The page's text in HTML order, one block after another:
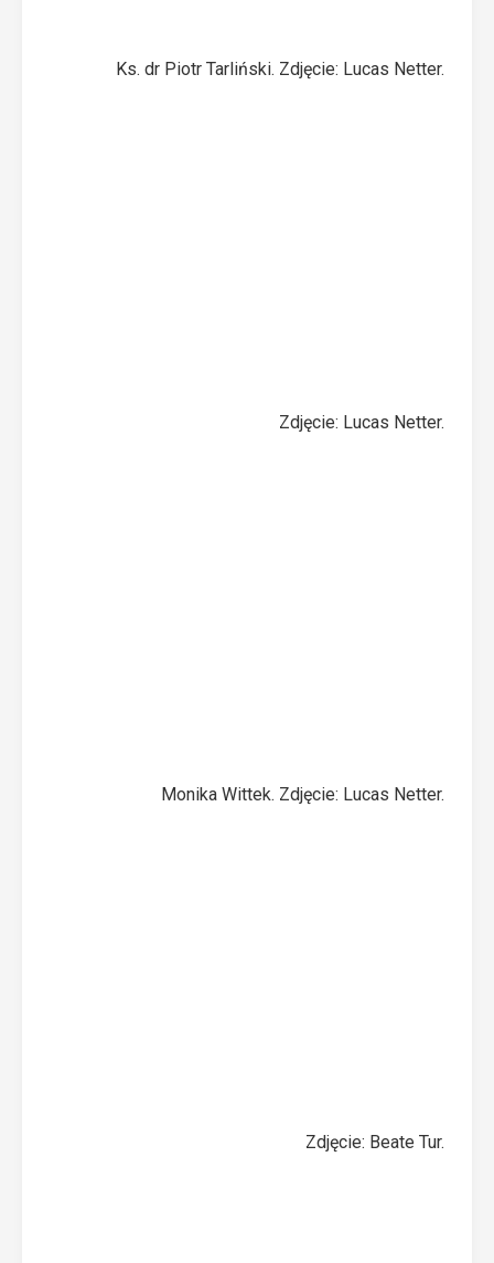
Ks. dr Piotr Tarliński. Zdjęcie: Lucas Netter.
Zdjęcie: Lucas Netter.
Monika Wittek. Zdjęcie: Lucas Netter.
Zdjęcie: Beate Tur.